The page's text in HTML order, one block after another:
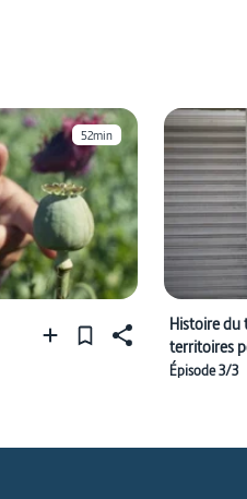
52min
Histoire du
territoires
Épisode 3/3